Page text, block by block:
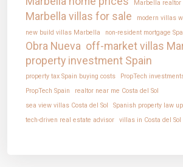
Marbella realtor
Marbella villas for sale
modern villas
new build villas Marbella
non-resident mortgage
Obra Nueva off-market villas
property investment Spain
property tax Spain buying costs
PropTech
PropTech Spain
realtor near me Costa del Sol
sea view villas Costa del Sol
Spanish property law
tech-driven real estate advisor
villas in Costa del